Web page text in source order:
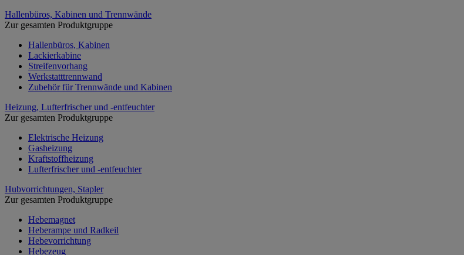
Hallenbüros, Kabinen und Trennwände
Zur gesamten Produktgruppe
Hallenbüros, Kabinen
Lackierkabine
Streifenvorhang
Werkstatttrennwand
Zubehör für Trennwände und Kabinen
Heizung, Lufterfrischer und -entfeuchter
Zur gesamten Produktgruppe
Elektrische Heizung
Gasheizung
Kraftstoffheizung
Lufterfrischer und -entfeuchter
Hubvorrichtungen, Stapler
Zur gesamten Produktgruppe
Hebemagnet
Heberampe und Radkeil
Hebevorrichtung
Hebezeug